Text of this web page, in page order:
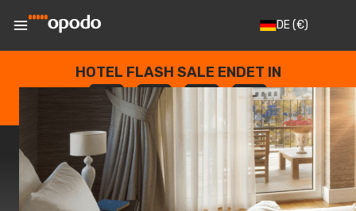
DE(€)
HOTEL FLASH SALE ENDET IN
--
TAGE
: --
STUNDEN
: --
SEKUNDEN